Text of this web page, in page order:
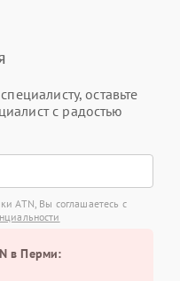
оставьте
с радостью
ATN, Вы соглашаетесь с
в Перми: